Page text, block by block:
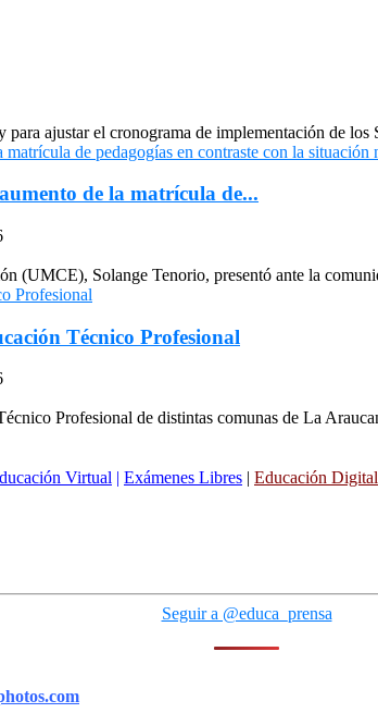
ajustar el cronograma de implementación de los
de la matrícula de...
(UMCE), Solange Tenorio, presentó ante la
Técnico Profesional
Profesional de distintas comunas de La
Virtual Exámenes Libres Educación Digital
Seguir a @educa_prensa